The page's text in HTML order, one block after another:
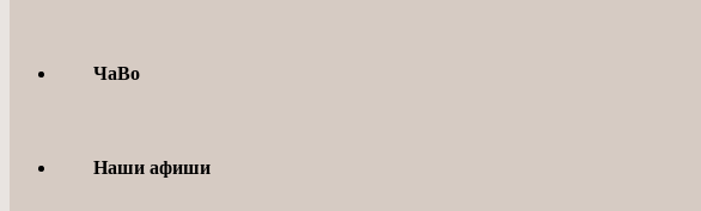
ЧаВо
Наши афиши